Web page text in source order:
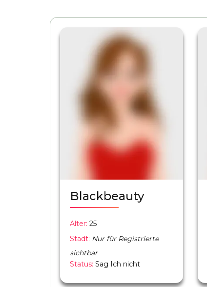
Blackbeauty
Alter: 25
Stadt: Nur für Registrierte
sichtbar
Status: Sag Ich nicht